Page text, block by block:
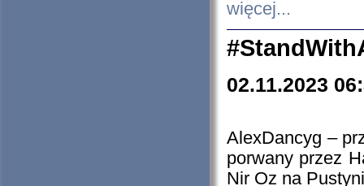
więcej...
02.11.2023
AlexDancyg –
porwany przez
Nir Oz na